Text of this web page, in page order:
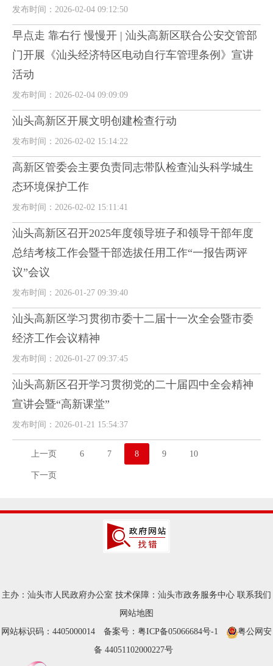
发布时间：2026-02-04 09:12:50
早点走 靠右行 慢慢开 | 汕头高新区联合公安交管部
门开展《汕头经济特区电动自行车管理条例》宣讲
活动
发布时间：2026-02-04 09:09:09
汕头高新区开展文明创建检查行动
发布时间：2026-02-02 15:14:22
高新区管委会主要负责同志带队检查汕头科学城生
态环境保护工作
发布时间：2026-02-02 15:11:41
汕头高新区召开2025年度领导班子和领导干部年度
总结考核工作会暨干部选拔任用工作“一报告两评
议”会议
发布时间：2026-01-27 09:39:40
汕头高新区学习贯彻市委十二届十一次全会暨市委
经济工作会议精神
发布时间：2026-01-27 09:37:45
汕头高新区召开学习贯彻党的二十届四中全会精神
宣讲会暨“高新课堂”
发布时间：2026-01-21 15:54:37
上一页 6 7 8 9 10
下一页
主办：汕头市人民政府办公室 技术保障：汕头市政务服务中心 联系我们
网站地图
网站标识码：4405000014
备案号：粤ICP备05066684号-1
粤公网安
备 44051102000227号